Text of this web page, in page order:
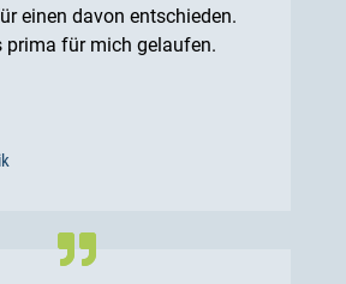
einen davon entschieden.
prima für mich gelaufen.